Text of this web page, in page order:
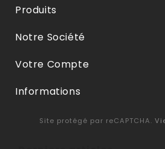
Produits
Notre Société
Votre Compte
Informations
Site protégé par reCAPTCHA.